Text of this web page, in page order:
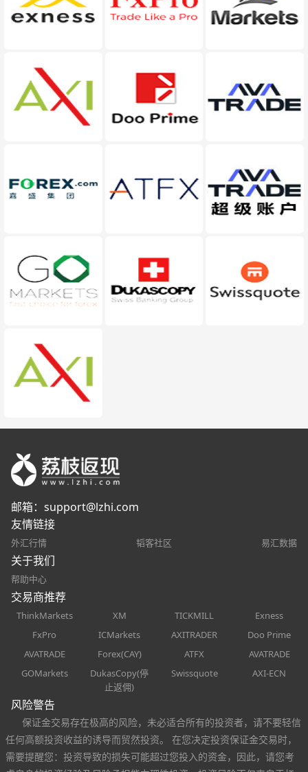
邮箱： support@lzhi.com
友情链接
外汇行情 韬客社区 易汇数据
关于我们
帮助中心
交易商推荐
ThinkMarkets XM TICKMILL
Exness
FxPro
ICMarkets AXITRADER
Doo Prime
AVATRADE
Forex(CAY) ATFX
AVATRADE
GOMarkets
DukasCopy(停
止返佣)
Swissquote AXI-ECN
风险警告
保证金交易存在极高的风险，未必适合所有的投资者，请不要轻信
任何高额投资收益的诱导而贸然投资。 在您决定投资保证金交易时，
需要提醒您：投资导致的损失可能超过您投入的资金，因此，请您考